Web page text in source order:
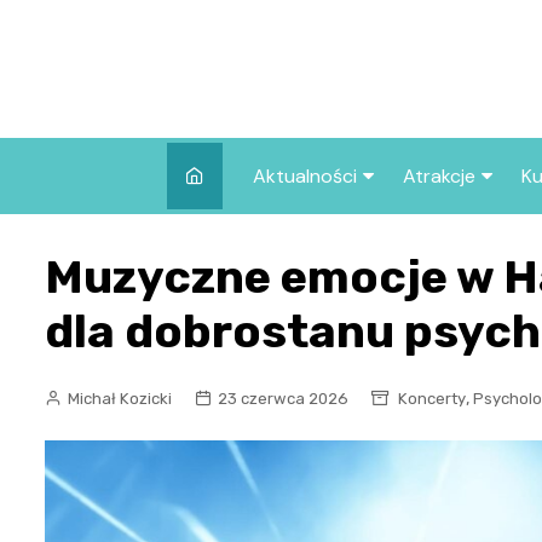
Aktualności
Wszystkie wpisy
Atrakcje
we Wrocławiu
Co warto
Wrocławiu?
Muzyczne emocje w
dla dobrostanu
Michał Kozicki 23 czerwca 2026 Koncerty,